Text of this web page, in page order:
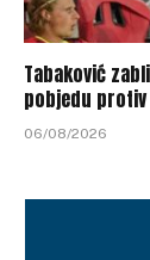
Tabaković
pobjedu protiv
06/08/2026